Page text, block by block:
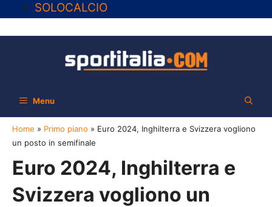
SOLOCALCIO
Menu
Home » Primo piano » Euro 2024, Inghilterra e Svizzera vogliono
un posto in semifinale
Euro 2024, Inghilterra e
Svizzera vogliono un